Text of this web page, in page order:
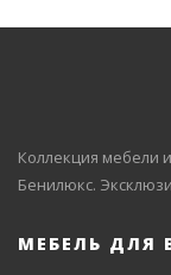
Коллекция мебели
Бенилюкс.
МЕБЕЛЬ ДЛЯ